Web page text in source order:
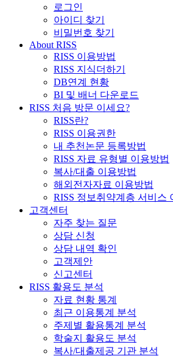
로그인
아이디 찾기
비밀번호 찾기
About RISS
RISS 이용방법
RISS 지식더하기
DB연계 현황
BI 및 배너 다운로드
RISS 처음 방문 이세요?
RISS란?
RISS 이용권한
내 추천논문 등록방법
RISS 자료 유형별 이용방법
복사/대출 이용방법
해외전자자료 이용방법
RISS 정보취약계층 서비스
고객센터
자주 찾는 질문
상담 신청
상담 내역 확인
고객제안
신고센터
RISS 활용도 분석
자료 현황 통계
최근 이용통계 분석
주제별 활용통계 분석
학술지 활용도 분석
복사/대출제공 기관 분석